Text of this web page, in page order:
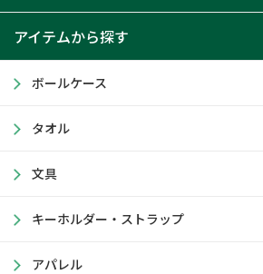
アイテムから探す
ボールケース
タオル
文具
キーホルダー・ストラップ
アパレル